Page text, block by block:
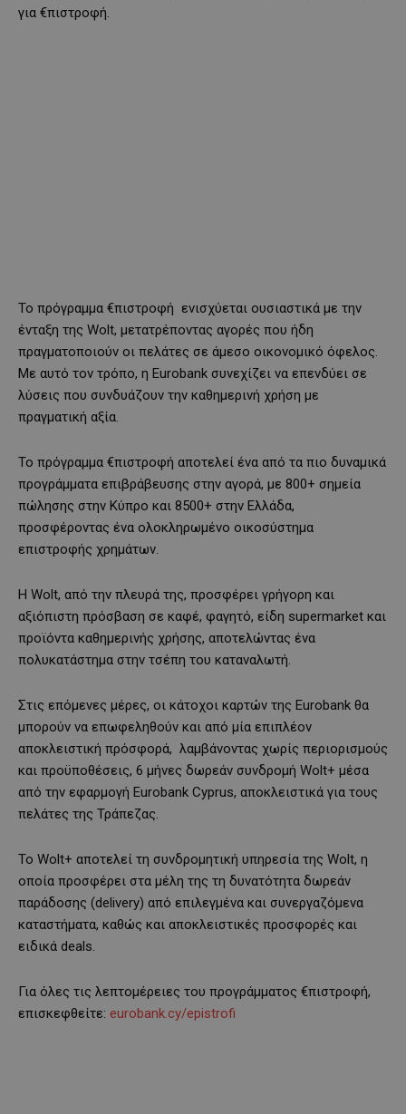
για €πιστροφή.
Το πρόγραμμα €πιστροφή ενισχύεται ουσιαστικά με την
ένταξη της Wolt, μετατρέποντας αγορές που ήδη
πραγματοποιούν οι πελάτες σε άμεσο οικονομικό όφελος.
Με αυτό τον τρόπο, η Eurobank συνεχίζει να επενδύει σε
λύσεις που συνδυάζουν την καθημερινή χρήση με
πραγματική αξία.
Το πρόγραμμα €πιστροφή αποτελεί ένα από τα πιο δυναμικά
προγράμματα επιβράβευσης στην αγορά, με 800+ σημεία
πώλησης στην Κύπρο και 8500+ στην Ελλάδα,
προσφέροντας ένα ολοκληρωμένο οικοσύστημα
επιστροφής χρημάτων.
Η Wolt, από την πλευρά της, προσφέρει γρήγορη και
αξιόπιστη πρόσβαση σε καφέ, φαγητό, είδη supermarket και
προϊόντα καθημερινής χρήσης, αποτελώντας ένα
πολυκατάστημα στην τσέπη του καταναλωτή.
Στις επόμενες μέρες, οι κάτοχοι καρτών της Eurobank θα
μπορούν να επωφεληθούν και από μία επιπλέον
αποκλειστική πρόσφορά, λαμβάνοντας χωρίς περιορισμούς
και προϋποθέσεις, 6 μήνες δωρεάν συνδρομή Wolt+ μέσα
από την εφαρμογή Eurobank Cyprus, αποκλειστικά για τους
πελάτες της Τράπεζας.
Το Wolt+ αποτελεί τη συνδρομητική υπηρεσία της Wolt, η
οποία προσφέρει στα μέλη της τη δυνατότητα δωρεάν
παράδοσης (delivery) από επιλεγμένα και συνεργαζόμενα
καταστήματα, καθώς και αποκλειστικές προσφορές και
ειδικά deals.
Για όλες τις λεπτομέρειες του προγράμματος €πιστροφή,
επισκεφθείτε: eurobank.cy/epistrofi